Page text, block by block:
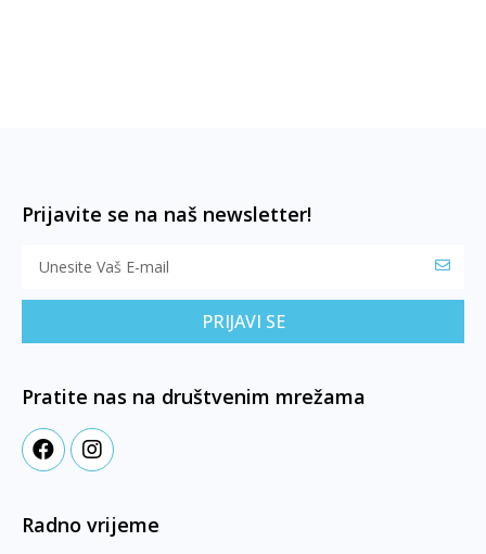
Prijavite se na naš newsletter!
PRIJAVI SE
Pratite nas na društvenim mrežama
Radno vrijeme